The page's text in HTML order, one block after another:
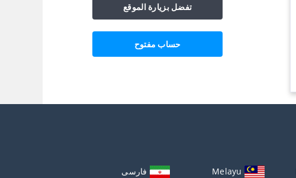
تفضل بزيارة الموقع
حساب مفتوح
Melayu فارسی